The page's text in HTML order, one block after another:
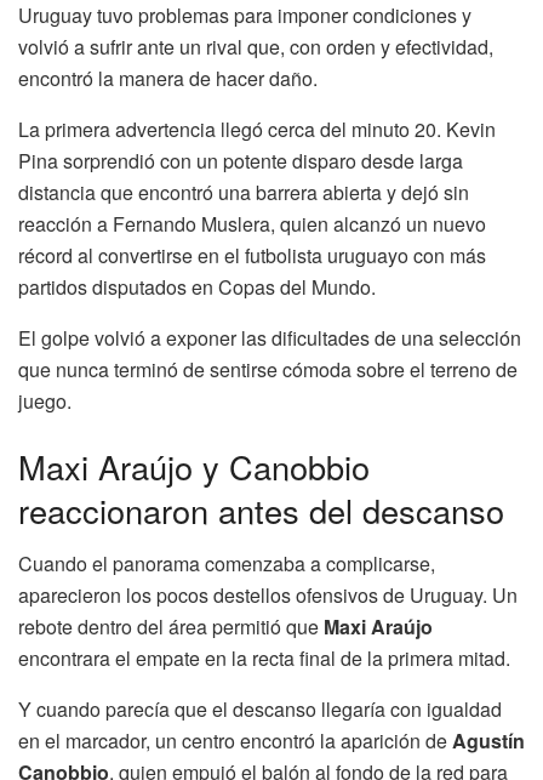
Uruguay tuvo problemas para imponer condiciones y
volvió a sufrir ante un rival que, con orden y efectividad,
encontró la manera de hacer daño.
La primera advertencia llegó cerca del minuto 20. Kevin
Pina sorprendió con un potente disparo desde larga
distancia que encontró una barrera abierta y dejó sin
reacción a Fernando Muslera, quien alcanzó un nuevo
récord al convertirse en el futbolista uruguayo con más
partidos disputados en Copas del Mundo.
El golpe volvió a exponer las dificultades de una selección
que nunca terminó de sentirse cómoda sobre el terreno de
juego.
Maxi Araújo y Canobbio
reaccionaron antes del descanso
Cuando el panorama comenzaba a complicarse,
aparecieron los pocos destellos ofensivos de Uruguay. Un
rebote dentro del área permitió que Maxi Araújo
encontrara el empate en la recta final de la primera mitad.
Y cuando parecía que el descanso llegaría con igualdad
en el marcador, un centro encontró la aparición deAgustín
Canobbio, quien empujó el balón al fondo de la red para